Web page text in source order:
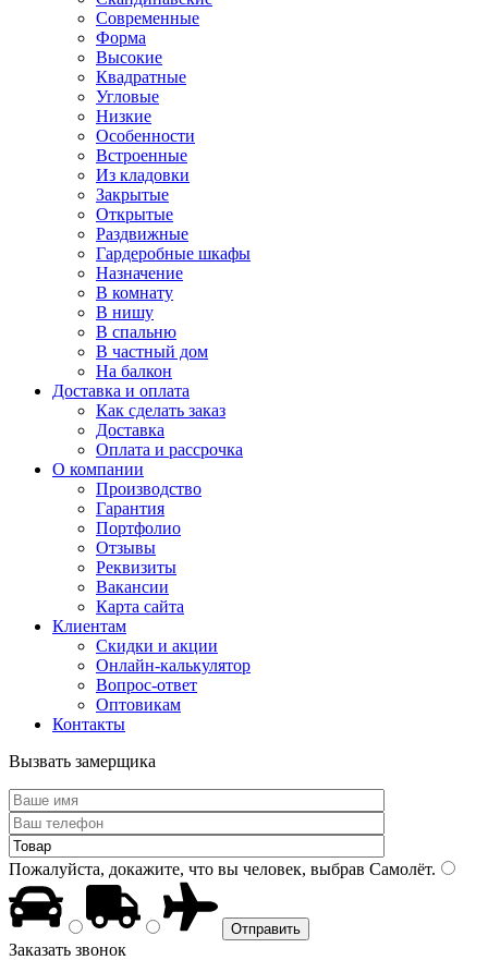
Современные
Форма
Высокие
Квадратные
Угловые
Низкие
Особенности
Встроенные
Из кладовки
Закрытые
Открытые
Раздвижные
Гардеробные шкафы
Назначение
В комнату
В нишу
В спальню
В частный дом
На балкон
Доставка и оплата
Как сделать заказ
Доставка
Оплата и рассрочка
О компании
Производство
Гарантия
Портфолио
Отзывы
Реквизиты
Вакансии
Карта сайта
Клиентам
Скидки и акции
Онлайн-калькулятор
Вопрос-ответ
Оптовикам
Контакты
Вызвать замерщика
Пожалуйста, докажите, что вы человек, выбрав Самолёт.
Заказать звонок